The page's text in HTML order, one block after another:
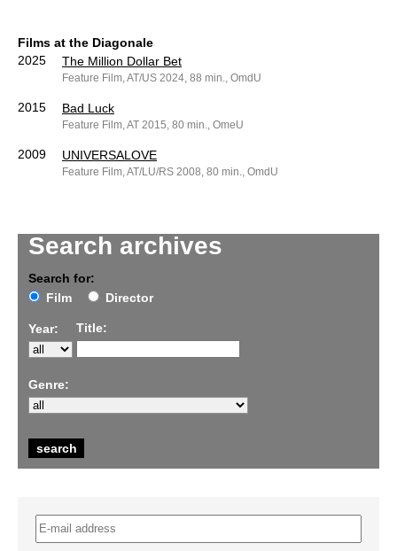
Search archives
Search for:
Film
Director
Year: Title:
Genre:
Films at the Diagonale
2025
The Million Dollar Bet
Feature Film, AT/US 2024, 88 min., OmdU
2015 Bad Luck
Feature Film, AT 2015, 80 min., OmeU
2009 UNIVERSALOVE
Feature Film, AT/LU/RS 2008, 80 min., OmdU